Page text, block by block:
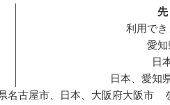
先
利用でき
愛知
日
日本、愛知
名古屋市、日本、大阪府大阪市